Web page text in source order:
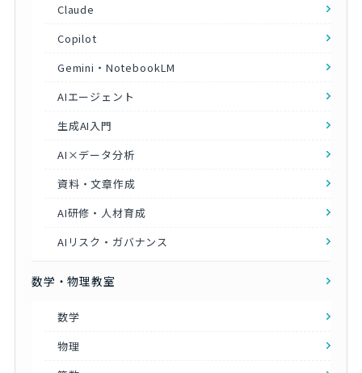
Claude
Copilot
Gemini・NotebookLM
AIエージェント
生成AI入門
AI×データ分析
資料・文章作成
AI研修・人材育成
AIリスク・ガバナンス
数学・物理教室
数学
物理